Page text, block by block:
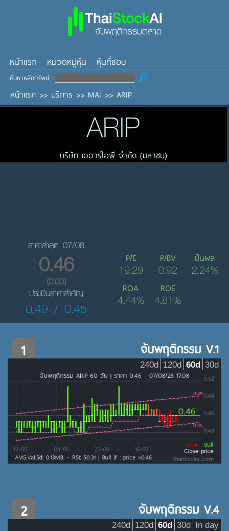
หน้าแรก หมวดหมู่หุ้น หุ้นที่ชอบ
ค้นหาหลักทรัพย์ :
หน้าแรก >> บริการ >> MAI >> ARIP
ARIP
บริษัท เออาร์ไอพี จำกัด (มหาชน)
ราคาล่าสุด 07/08
0.46
(0.00)
ประเมินราคาสำคัญ
0.49 / 0.45
P/E
19.29
P/BV
0.92
ปันผล
2.24%
ROA
4.44%
ROE
4.81%
1 จับพฤติกรรม V.1
30d
60d
120d
240d
2 จับพฤติกรรม V.4
In day
30d
60d
120d
240d